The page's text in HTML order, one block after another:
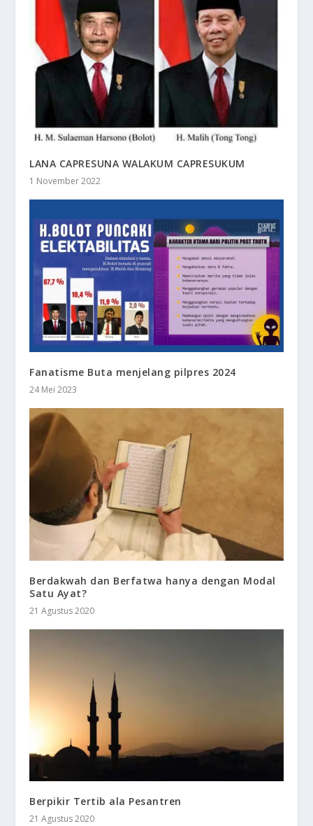
LANA CAPRESUNA WALAKUM CAPRESUKUM
1 November 2022
Fanatisme Buta menjelang pilpres 2024
24 Mei 2023
Berdakwah dan Berfatwa hanya dengan Modal
Satu Ayat?
21 Agustus 2020
Berpikir Tertib ala Pesantren
21 Agustus 2020